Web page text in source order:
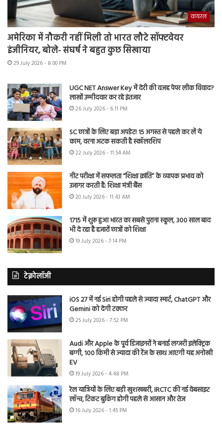
वायरल
अमेरिका में नौकरी नहीं मिली तो भारत लौटे सॉफ्टवेयर
इंजीनियर, बोले- संघर्ष ने बहुत कुछ सिखाया
29 July 2026 - 8:00 PM
UGC NET Answer Key में देरी की वजह पेपर लीक विवाद?
लाखों उम्मीदवार कर रहे इंतजार
26 July 2026 - 6:11 PM
SC छात्रों के लिए बड़ा अपडेट! 15 अगस्त से पहले कर लें ये
काम, वरना अटक सकती है स्कॉलरशिप
22 July 2026 - 11:54 AM
नीट परीक्षा में सफलता “शिक्षा क्रांति” के व्यापक प्रभाव को
उजागर करती है: शिक्षा मंत्री बैंस
20 July 2026 - 11:43 AM
1715 में शुरू हुआ भारत का सबसे पुराना स्कूल, 300 साल बाद
भी दे रहा है हजारों छात्रों को शिक्षा
19 July 2026 - 7:14 PM
टेक्नोलॉजी
iOS 27 में नई Siri होगी पहले से ज्यादा स्मार्ट, ChatGPT और
Gemini को देगी टक्कर
25 July 2026 - 7:52 PM
Audi और Apple के पूर्व डिजाइनरों ने बनाई लग्जरी इलेक्ट्रिक
बग्गी, 100 किमी से ज्यादा की रेंज के साथ आएगी यह अनोखी
EV
19 July 2026 - 4:48 PM
रेल यात्रियों के लिए बड़ी खुशखबरी, IRCTC की नई वेबसाइट
लॉन्च, टिकट बुकिंग होगी पहले से आसान और तेज
16 July 2026 - 1:45 PM